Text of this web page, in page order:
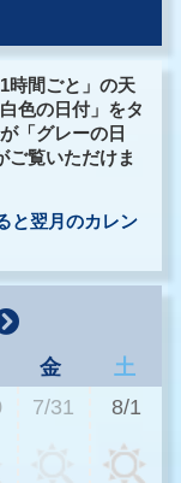
時間ごと」の天
色の日付」をタ
「グレーの日
ご覧いただけま
と翌月のカレン
金
土
7/31 8/1